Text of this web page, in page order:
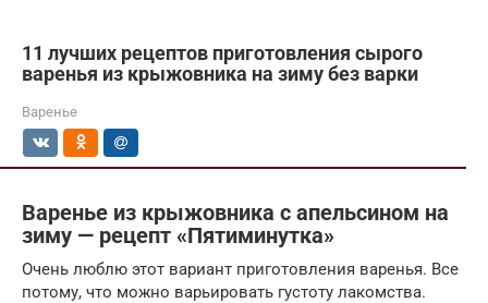
11 лучших рецептов приготовления сырого
варенья из крыжовника на зиму без варки
Варенье
Варенье из крыжовника с апельсином на
зиму — рецепт «Пятиминутка»
Очень люблю этот вариант приготовления варенья. Все
потому, что можно варьировать густоту лакомства.